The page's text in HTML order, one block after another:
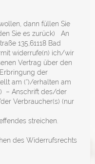
dann füllen Sie
Sie es zurück) An
135,61118 Bad
widerrufe(n) ich/wir
Vertrag über den
der
am (*)/erhalten am
– Anschrift des/der
Verbraucher(s) (nur
streichen.
des Widerrufsrechts